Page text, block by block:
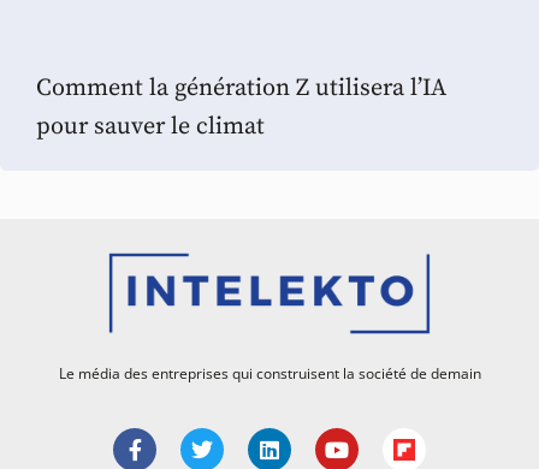
Comment la génération Z utilisera l’IA
pour sauver le climat
Le média des entreprises qui construisent la société de demain